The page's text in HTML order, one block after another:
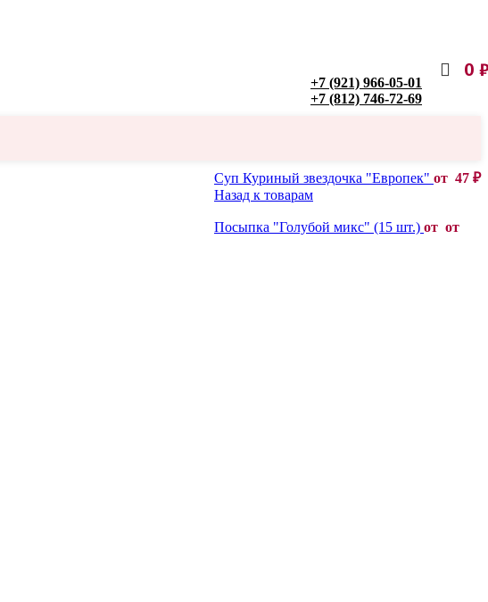
+7 (921) 966-05-01
+7 (812) 746-72-69
0
Суп Куриный звездочка "Европек" от 47 ₽
Назад к товарам
Посыпка "Голубой микс" (15 шт.) от от